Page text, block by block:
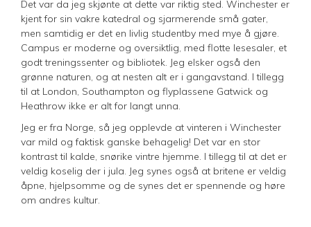
Det var da jeg skjønte at dette var riktig sted. Winchester er
kjent for sin vakre katedral og sjarmerende små gater,
men samtidig er det en livlig studentby med mye å gjøre.
Campus er moderne og oversiktlig, med flotte lesesaler, et
godt treningssenter og bibliotek. Jeg elsker også den
grønne naturen, og at nesten alt er i gangavstand. I tillegg
til at London, Southampton og flyplassene Gatwick og
Heathrow ikke er alt for langt unna.
Jeg er fra Norge, så jeg opplevde at vinteren i Winchester
var mild og faktisk ganske behagelig! Det var en stor
kontrast til kalde, snørike vintre hjemme. I tillegg til at det er
veldig koselig der i jula. Jeg synes også at britene er veldig
åpne, hjelpsomme og de synes det er spennende og høre
om andres kultur.